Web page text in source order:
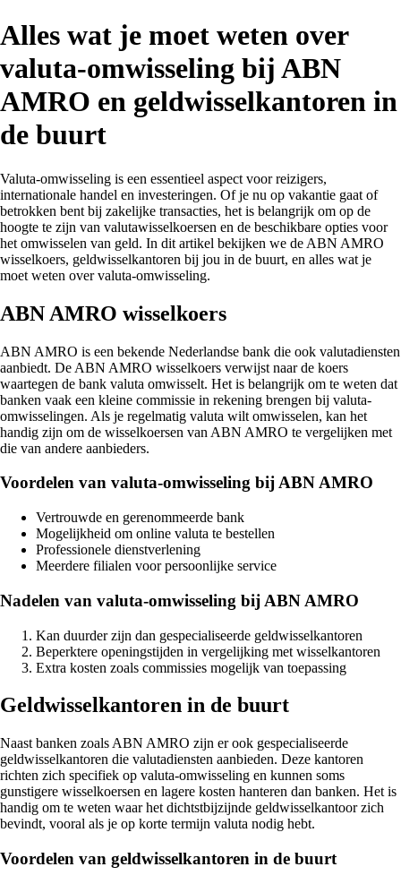
Alles wat je moet weten over
valuta-omwisseling bij ABN
AMRO en geldwisselkantoren in
de buurt
Valuta-omwisseling is een essentieel aspect voor reizigers,
internationale handel en investeringen. Of je nu op vakantie gaat of
betrokken bent bij zakelijke transacties, het is belangrijk om op de
hoogte te zijn van valutawisselkoersen en de beschikbare opties voor
het omwisselen van geld. In dit artikel bekijken we de ABN AMRO
wisselkoers, geldwisselkantoren bij jou in de buurt, en alles wat je
moet weten over valuta-omwisseling.
ABN AMRO wisselkoers
ABN AMRO is een bekende Nederlandse bank die ook valutadiensten
aanbiedt. De ABN AMRO wisselkoers verwijst naar de koers
waartegen de bank valuta omwisselt. Het is belangrijk om te weten dat
banken vaak een kleine commissie in rekening brengen bij valuta-
omwisselingen. Als je regelmatig valuta wilt omwisselen, kan het
handig zijn om de wisselkoersen van ABN AMRO te vergelijken met
die van andere aanbieders.
Voordelen van valuta-omwisseling bij ABN AMRO
Vertrouwde en gerenommeerde bank
Mogelijkheid om online valuta te bestellen
Professionele dienstverlening
Meerdere filialen voor persoonlijke service
Nadelen van valuta-omwisseling bij ABN AMRO
Kan duurder zijn dan gespecialiseerde geldwisselkantoren
Beperktere openingstijden in vergelijking met wisselkantoren
Extra kosten zoals commissies mogelijk van toepassing
Geldwisselkantoren in de buurt
Naast banken zoals ABN AMRO zijn er ook gespecialiseerde
geldwisselkantoren die valutadiensten aanbieden. Deze kantoren
richten zich specifiek op valuta-omwisseling en kunnen soms
gunstigere wisselkoersen en lagere kosten hanteren dan banken. Het is
handig om te weten waar het dichtstbijzijnde geldwisselkantoor zich
bevindt, vooral als je op korte termijn valuta nodig hebt.
Voordelen van geldwisselkantoren in de buurt